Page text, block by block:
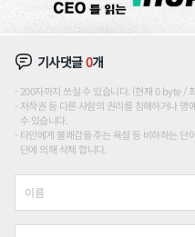
기사댓글0개
200자까지 쓰실 수 있습니다. (현재 0 byte /
저작권 등 다른 사람의 권리를 침해하거나 명
수 있습니다.
타인에게 불쾌감을 주는 욕설 등 비하하는
단에 의해 삭제 합니다.